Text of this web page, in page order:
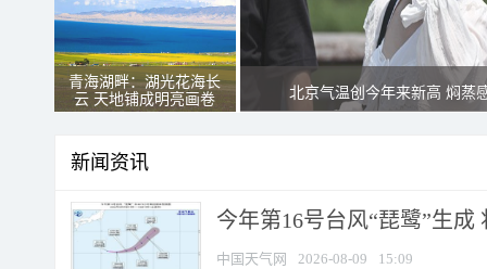
青海湖畔：湖光花海长
云 天地铺成明亮画卷
北京气温创今年来新高 焖蒸
新闻资讯
今年第16号台风“琵鹭”生
中国天气网 2026-08-09 15:09